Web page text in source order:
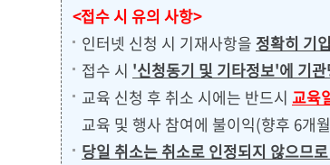
<접수 시 유의 사항>
인터넷 신청 시 기재사항을 정확히 기입
접수 시 '신청동기 및 기타정보'에 기
교육 신청 후 취소 시에는 반드시 교육
교육 및 행사 참여에 불이익(향후 6개
당일 취소는 취소로 인정되지 않으므